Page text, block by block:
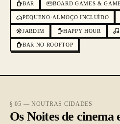
BAR BOARD GAMES &
PEQUENO-ALMOÇO INCLUÍDO
JARDIM HAPPY HOUR
BAR NO ROOFTOP
§ 05 — NOUTRAS CIDADES
Os Noites de cinema